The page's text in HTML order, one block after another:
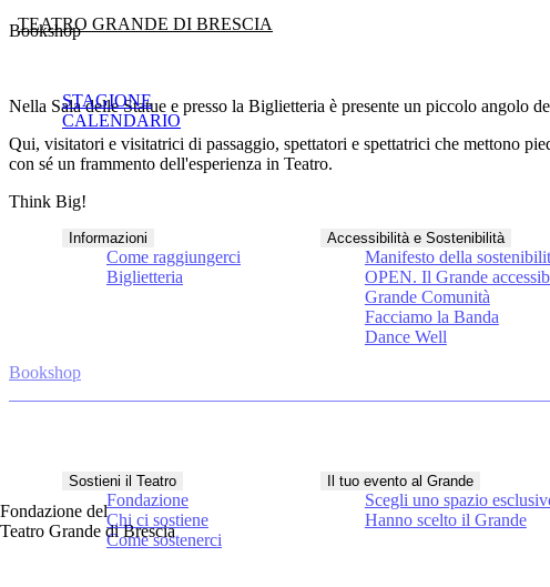
TEATRO GRANDE DI BRESCIA
STAGIONE
CALENDARIO
Informazioni
Come raggiungerci
Biglietteria
Accessibilità e Sostenibilità
Manifesto della
OPEN. Il Grande
Grande Comunità
Facciamo la Banda
Dance Well
Sostieni il Teatro
Fondazione
Chi ci sostiene
Come sostenerci
Il tuo evento al Grande
Scegli uno spazio
Hanno scelto il Grande
Bookshop
Bookshop
Nella Sala delle Statue e presso la Biglietteria è presente un piccolo angolo
Qui, visitatori e visitatrici di passaggio, spettatori e spettatrici che mettono
con sé un frammento dell'esperienza in Teatro.
Think Big!
Fondazione del
Teatro Grande di Brescia